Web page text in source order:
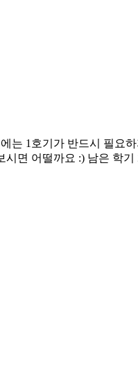
1호기가 반드시 필요
면 어떨까요 :) 남은 학